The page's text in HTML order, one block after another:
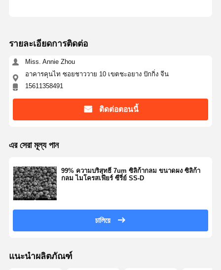
Monodisperse ซิลิกาไมโครสเฟียร์
ไมโครสเฟียร์ซิลิกากลวง
ซิลิกานาโนสเฟียร์
รายละเอียดการติดต่อ
Miss. Annie Zhou
อาคารคุนไท ซอยชาววาย 10 เขตชะอยาง ปักกิ่ง จีน
15611358491
ติดต่อตอนนี้
এর সেরা মূল্য পান
99% ความบริสุทธิ์ 7um ซิลิก้ากลม ขนาดผง ซิลิก้า
กลม ไมโครสเฟียร์ ซีรี่ย์ SS-D
চালিয়ে
แนะนำผลิตภัณฑ์